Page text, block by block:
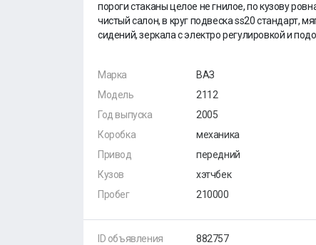
пороги стаканы целое не гнилое, по кузову
чистый салон, в круг подвеска ss20 стандарт,
сидений, зеркала с электро регулировкой и
Марка
Модель
Год выпуска
Коробка
Привод
Кузов
Пробег
ВАЗ
2112
2005
механика
передний
хэтчбек
210000
ID объявления
882757